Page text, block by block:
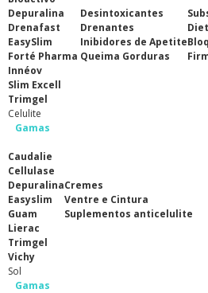
Depuralina
Drenafast
EasySlim
Forté Pharma
Innéov
Slim Excell
Trimgel
Desintoxicantes
Drenantes
Inibidores de Apetite
Queima Gorduras
Celulite
Gamas
Caudalie
Cellulase
Depuralina
Easyslim
Guam
Lierac
Trimgel
Vichy
Cremes
Ventre e Cintura
Suplementos anticelulite
Sol
Gamas